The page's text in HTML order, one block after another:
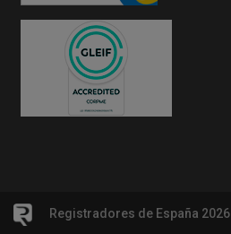
Registradores de España 2026